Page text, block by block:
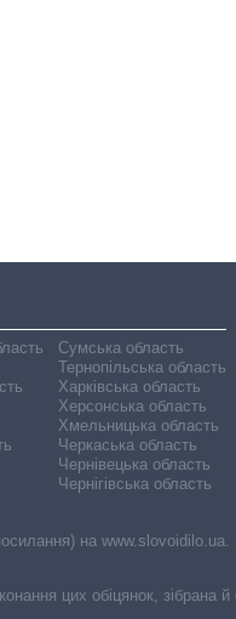
Сумська область
Тернопільська область
Харківська область
Херсонська область
Хмельницька область
Черкаська область
Чернівецька область
Чернігівська область
на
цих обіцянок, зібрана